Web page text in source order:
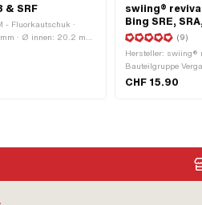
& SRF
- Fluorkautschuk ·
· Ø innen: 20.2 mm
swiing®
Bing SRE,
(9)
Hersteller: swiing®
Bauteilgruppe
Vergasertyp: SRA
84 · Düsengrösse:
CHF 15.90